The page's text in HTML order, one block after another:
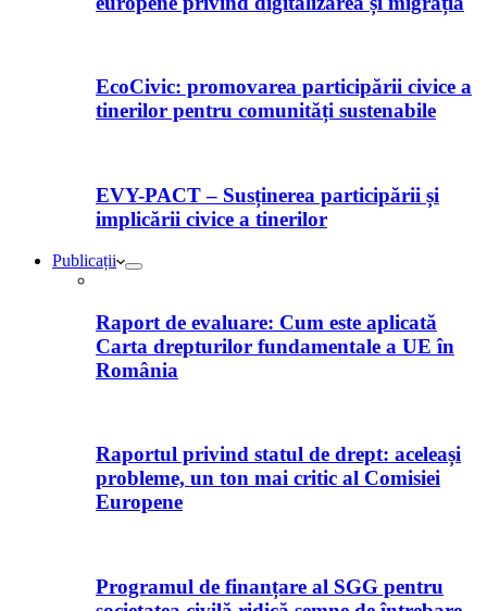
EcoCivic: promovarea participării civice a
tinerilor pentru comunități sustenabile
EVY-PACT – Susținerea participării și
implicării civice a tinerilor
Publicații
Raport de evaluare: Cum este aplicată
Carta drepturilor fundamentale a UE în
România
Raportul privind statul de drept: aceleași
probleme, un ton mai critic al Comisiei
Europene
Programul de finanțare al SGG pentru